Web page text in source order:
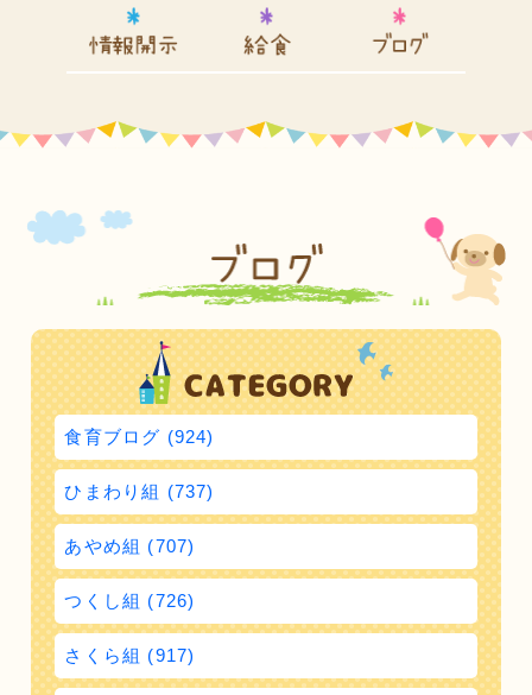
食育ブログ (924)
ひまわり組 (737)
あやめ組 (707)
つくし組 (726)
さくら組 (917)